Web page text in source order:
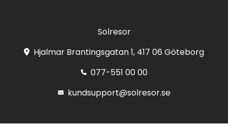
Solresor
Hjalmar Brantingsgatan 1, 417 06 Göteborg
077-551 00 00
kundsupport@solresor.se